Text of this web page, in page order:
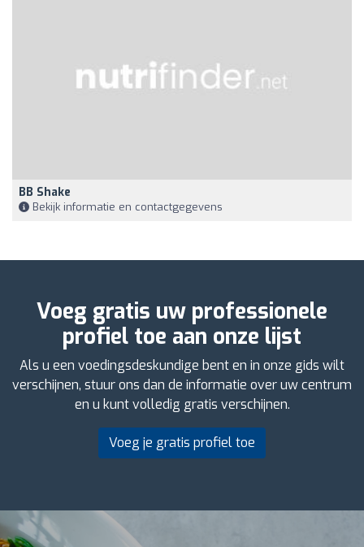
BB Shake
Bekijk informatie en contactgegevens
Voeg gratis uw professionele
profiel toe aan onze lijst
Als u een voedingsdeskundige bent en in onze gids wilt
verschijnen, stuur ons dan de informatie over uw centrum
en u kunt volledig gratis verschijnen.
Voeg je gratis profiel toe